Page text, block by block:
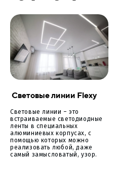
Световые линии Flexy
Световые линии – это
встраиваемые светодиодные
ленты в специальных
алюминиевых корпусах, с
помощью которых можно
реализовать любой, даже
самый замысловатый, узор.